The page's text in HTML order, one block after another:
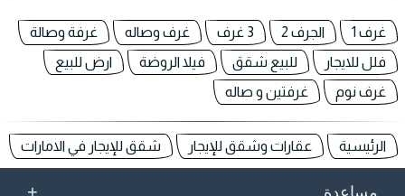
غرف 1 الجرف 2 3 غرف غرف وصاله
غرفة وصالة
فلل للايجار
للبيع شقق فيلا الروضة
ارض للبيع
غرف نوم
غرفتين و صاله
الرئيسية عقارات وشقق للإيجار شقق للإيجار في الامارات
مساعدة +